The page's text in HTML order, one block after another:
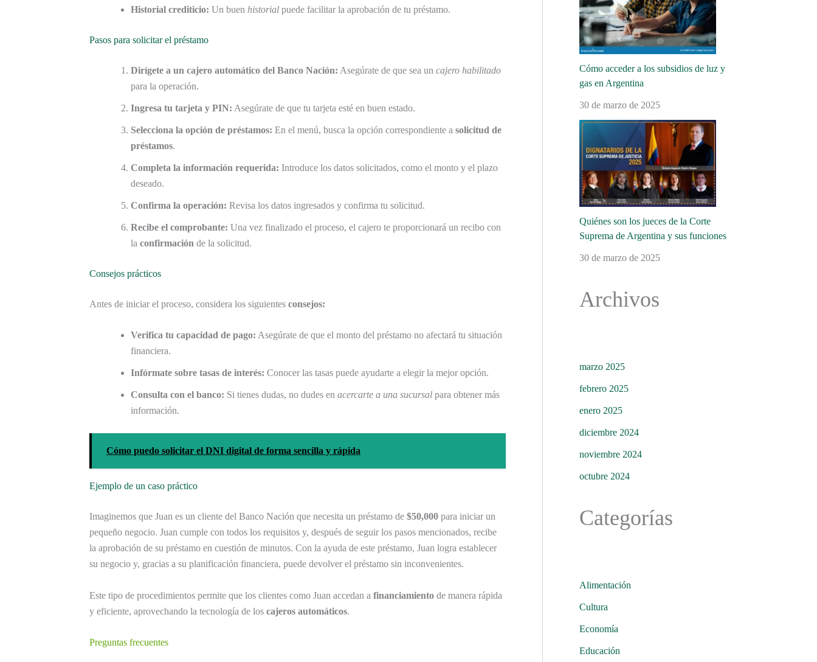
Historial crediticio: Un buen historial puede facilitar la aprobación de tu préstamo.
Pasos para solicitar el préstamo
Dirígete a un cajero automático del Banco Nación: Asegúrate de que sea un cajero habilitado
para la operación.
Ingresa tu tarjeta y PIN: Asegúrate de que tu tarjeta esté en buen estado.
Selecciona la opción de préstamos: En el menú, busca la opción correspondiente a solicitud de
préstamos.
Completa la información requerida: Introduce los datos solicitados, como el monto y el plazo
deseado.
Confirma la operación: Revisa los datos ingresados y confirma tu solicitud.
Recibe el comprobante: Una vez finalizado el proceso, el cajero te proporcionará un recibo con
la confirmación de la solicitud.
Consejos prácticos
Antes de iniciar el proceso, considera los siguientes consejos:
Verifica tu capacidad de pago: Asegúrate de que el monto del préstamo no afectará tu situación
financiera.
Infórmate sobre tasas de interés: Conocer las tasas puede ayudarte a elegir la mejor opción.
Consulta con el banco: Si tienes dudas, no dudes en acercarte a una sucursal para obtener más
información.
Cómo puedo solicitar el DNI digital de forma sencilla y rápida
Ejemplo de un caso práctico
Imaginemos que Juan es un cliente del Banco Nación que necesita un préstamo de $50,000 para iniciar un
pequeño negocio. Juan cumple con todos los requisitos y, después de seguir los pasos mencionados, recibe
la aprobación de su préstamo en cuestión de minutos. Con la ayuda de este préstamo, Juan logra establecer
su negocio y, gracias a su planificación financiera, puede devolver el préstamo sin inconvenientes.
Este tipo de procedimientos permite que los clientes como Juan accedan a financiamiento de manera rápida
y eficiente, aprovechando la tecnología de los cajeros automáticos.
Preguntas frecuentes
Cómo acceder a los subsidios de luz y
gas en Argentina
30 de marzo de 2025
Quiénes son los jueces de la Corte
Suprema de Argentina y sus funciones
30 de marzo de 2025
Archivos
marzo 2025
febrero 2025
enero 2025
diciembre 2024
noviembre 2024
octubre 2024
Categorías
Alimentación
Cultura
Economía
Educación